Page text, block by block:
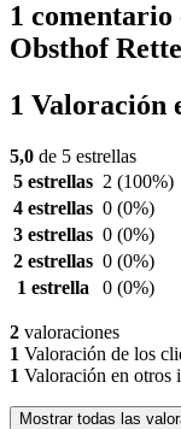
1 comentario
Obsthof
1 Valoración
5,0 de 5 estrellas
5 estrellas 2 (100%)
4 estrellas 0 (0%)
3 estrellas 0 (0%)
2 estrellas 0 (0%)
1 estrella
0 (0%)
2 valoraciones
1 Valoración de los
1 Valoración en otros
Mostrar todas las